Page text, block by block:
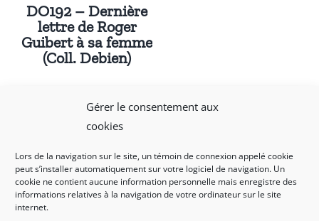
Gérer le consentement aux
cookies
Lors de la navigation sur le site, un témoin de connexion appelé cookie
peut s’installer automatiquement sur votre logiciel de navigation. Un
cookie ne contient aucune information personnelle mais enregistre des
informations relatives à la navigation de votre ordinateur sur le site
internet.
DO192 – Dernière
lettre de Roger
Guibert à sa femme
(Coll. Debien)
Mentions légales et politique de confidentialité|
Nous contacter